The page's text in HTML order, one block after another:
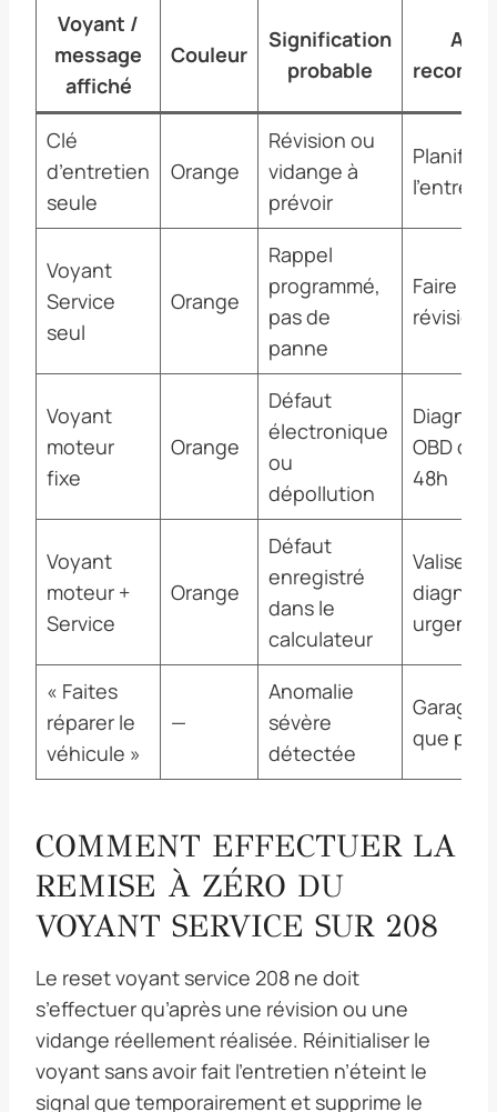
Voyant /
message
affiché
Couleur
Signification
probable
Clé
d’entretien
seule
Orange
Révision ou
vidange à
prévoir
Planifier
Voyant
Service
seul
Orange
Rappel
programmé,
pas de
panne
Faire la
révision
Voyant
moteur
fixe
Orange
Défaut
électronique
ou
dépollution
OBD
48h
Voyant
moteur +
Service
Orange
Défaut
enregistré
dans le
calculateur
Valise
urgente
« Faites
réparer le
véhicule »
—
Anomalie
sévère
détectée
Garage
que
COMMENT EFFECTUER LA
REMISE À ZÉRO DU
VOYANT SERVICE SUR 208
Le reset voyant service 208 ne doit
s’effectuer qu’après une révision ou une
vidange réellement réalisée. Réinitialiser le
voyant sans avoir fait l’entretien n’éteint le
signal que temporairement et supprime le